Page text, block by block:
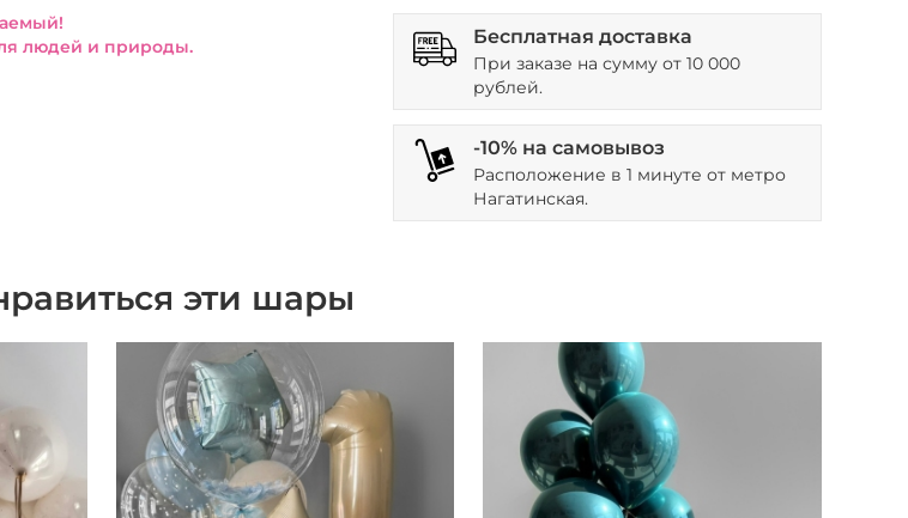
людей и природы.
Бесплатная доставка
При заказе на сумму от 10 000
рублей.
-10% на самовывоз
Расположение в 1 минуте от метро
Нагатинская.
эти шары